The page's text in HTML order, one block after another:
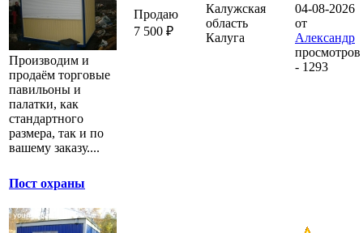
Производим и
продаём торговые
павильоны и
палатки, как
стандартного
размера, так и по
вашему заказу....
Продаю
7 500 ₽
Калужская
область
Калуга
04-08-2026
от
Александр
просмотров
- 1293
Пост охраны